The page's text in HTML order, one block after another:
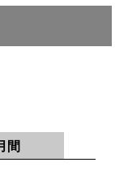
間